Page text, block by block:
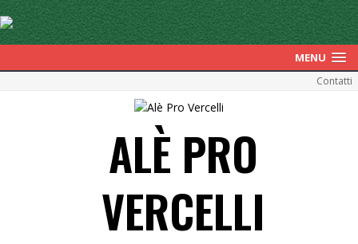
MENU
Contatti
ALÈ PRO
VERCELLI